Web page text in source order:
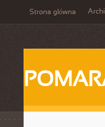
Strona główna